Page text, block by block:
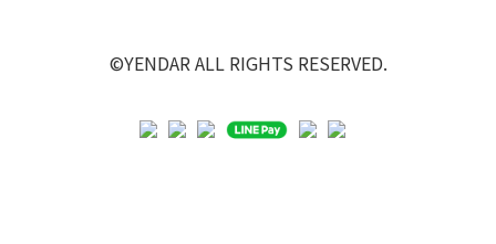
©YENDAR ALL RIGHTS RESERVED.